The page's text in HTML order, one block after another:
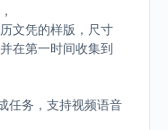
文凭的样版，尺寸
在第一时间收集到
任务，支持视频语音